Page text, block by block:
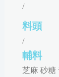
/
料頭
/
輔料
芝麻 砂糖